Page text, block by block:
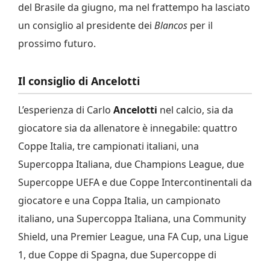
del Brasile da giugno, ma nel frattempo ha lasciato
un consiglio al presidente dei Blancos per il
prossimo futuro.
Il consiglio di Ancelotti
L’esperienza di Carlo Ancelotti nel calcio, sia da
giocatore sia da allenatore è innegabile: quattro
Coppe Italia, tre campionati italiani, una
Supercoppa Italiana, due Champions League, due
Supercoppe UEFA e due Coppe Intercontinentali da
giocatore e una Coppa Italia, un campionato
italiano, una Supercoppa Italiana, una Community
Shield, una Premier League, una FA Cup, una Ligue
1, due Coppe di Spagna, due Supercoppe di